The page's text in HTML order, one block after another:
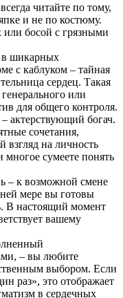
читайте по тому,
и не по костюму.
босой с грязными
в шикарных
с каблуком – тайная
сердец. Такая
или
для общего контроля.
актерствующий богач.
сочетания,
на личность
многое сумеете понять
– к возможной смене
мере вы готовы
В настоящий момент
вашему
– вы любите
выбором. Если
раз», это отображает
в сердечных